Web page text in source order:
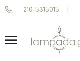
210-5315015